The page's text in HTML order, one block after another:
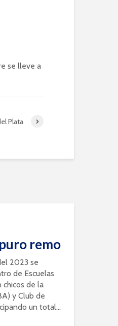
se lleve a
Plata
remo
2023 se
de Escuelas
de la
y Club de
un total...